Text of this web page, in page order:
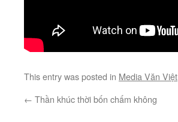
This entry was posted in Media Văn Việt
← Thần khúc thời bốn chấm không